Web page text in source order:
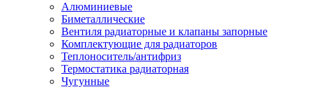
Алюминиевые
Биметаллические
Вентиля радиаторные и клапаны запорные
Комплектующие для радиаторов
Теплоноситель/антифриз
Термостатика радиаторная
Чугунные